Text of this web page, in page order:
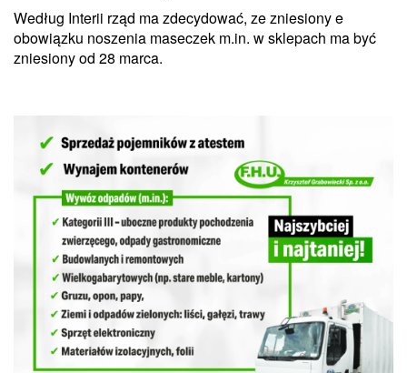
Według Interii rząd ma zdecydować, ze zniesiony e
obowiązku noszenia maseczek m.in. w sklepach ma być
zniesiony od 28 marca.